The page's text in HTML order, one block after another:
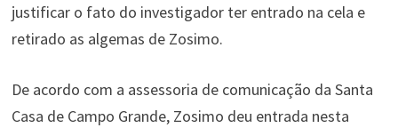
justificar o fato do investigador ter entrado na cela e
retirado as algemas de Zosimo.
De acordo com a assessoria de comunicação da Santa
Casa de Campo Grande, Zosimo deu entrada nesta